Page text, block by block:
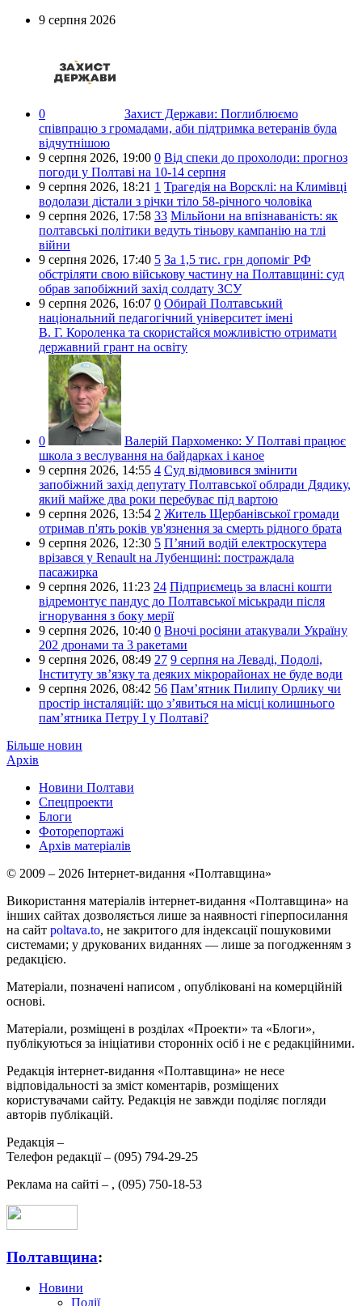
9 серпня 2026
0 Захист Держави: Поглиблюємо
співпрацю з громадами, аби підтримка ветеранів була
відчутнішою
9 серпня 2026, 19:00 0 Від спеки до прохолоди: прогноз
погоди у Полтаві на 10-14 серпня
9 серпня 2026, 18:21 1 Трагедія на Ворсклі: на Климівці
водолази дістали з річки тіло 58-річного чоловіка
9 серпня 2026, 17:58 33 Мільйони на впізнаваність: як
полтавські політики ведуть тіньову кампанію на тлі
війни
9 серпня 2026, 17:40 5 За 1,5 тис. грн допоміг РФ
обстріляти свою військову частину на Полтавщині: суд
обрав запобіжний захід солдату ЗСУ
9 серпня 2026, 16:07 0 Обирай Полтавський
національний педагогічний університет імені
В. Г. Короленка та скористайся можливістю отримати
державний грант на освіту
0 Валерій Пархоменко: У Полтаві працює
школа з веслування на байдарках і каное
9 серпня 2026, 14:55 4 Суд відмовився змінити
запобіжний захід депутату Полтавської облради Дядику,
який майже два роки перебуває під вартою
9 серпня 2026, 13:54 2 Житель Щербанівської громади
отримав п'ять років ув'язнення за смерть рідного брата
9 серпня 2026, 12:30 5 П’яний водій електроскутера
врізався у Renault на Лубенщині: постраждала
пасажирка
9 серпня 2026, 11:23 24 Підприємець за власні кошти
відремонтує пандус до Полтавської міськради після
ігнорування з боку мерії
9 серпня 2026, 10:40 0 Вночі росіяни атакували Україну
202 дронами та 3 ракетами
9 серпня 2026, 08:49 27 9 серпня на Леваді, Подолі,
Інституту зв’язку та деяких мікрорайонах не буде води
9 серпня 2026, 08:42 56 Пам’ятник Пилипу Орлику чи
простір інсталяцій: що з’явиться на місці колишнього
пам’ятника Петру I у Полтаві?
Більше новин
Архів
Новини Полтави
Спецпроекти
Блоги
Фоторепортажі
Архів матеріалів
© 2009 – 2026 Інтернет-видання «Полтавщина»
Використання матеріалів інтернет-видання «Полтавщина» на
інших сайтах дозволяється лише за наявності гіперпосилання
на сайт poltava.to, не закритого для індексації пошуковими
системами; у друкованих виданнях — лише за погодженням з
редакцією.
Матеріали, позначені написом , опубліковані на комерційній
основі.
Матеріали, розміщені в розділах «Проекти» та «Блоги»,
публікуються за ініціативи сторонніх осіб і не є редакційними.
Редакція інтернет-видання «Полтавщина» не несе
відповідальності за зміст коментарів, розміщених
користувачами сайту. Редакція не завжди поділяє погляди
авторів публікацій.
Редакція –
Телефон редакції – (095) 794-29-25
Реклама на сайті – , (095) 750-18-53
Полтавщина:
Новини
Події